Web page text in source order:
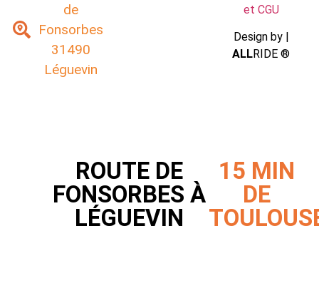
de
Fonsorbes
31490
Léguevin
et CGU
Design by |
ALLRIDE ®
ROUTE DE
FONSORBES À
LÉGUEVIN
15 MIN
DE